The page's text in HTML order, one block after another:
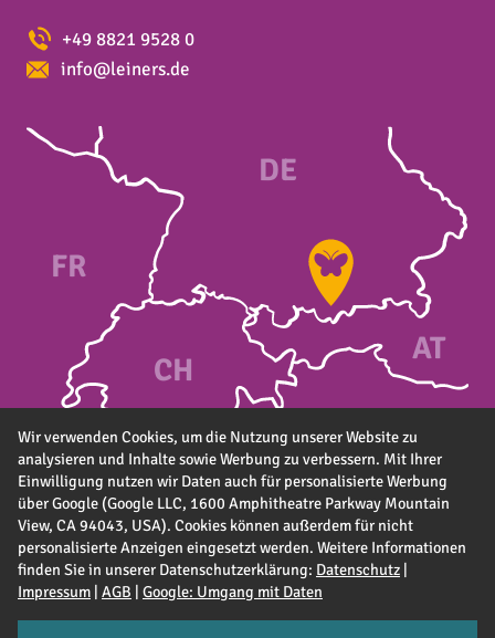
+49 8821 9528 0
info@leiners.de
DE
AT
CH
FR
Wir verwenden Cookies, um die Nutzung unserer Website zu
analysieren und Inhalte sowie Werbung zu verbessern. Mit Ihrer
Einwilligung nutzen wir Daten auch für personalisierte Werbung
über Google (Google LLC, 1600 Amphitheatre Parkway Mountain
View, CA 94043, USA). Cookies können außerdem für nicht
personalisierte Anzeigen eingesetzt werden. Weitere Informationen
finden Sie in unserer Datenschutzerklärung: Datenschutz |
Impressum | AGB | Google: Umgang mit Daten